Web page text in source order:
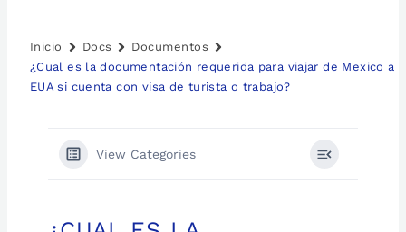
Inicio Docs
Documentos
¿Cual es la documentación requerida para viajar de Mexico a
EUA si cuenta con visa de turista o trabajo?
View Categories